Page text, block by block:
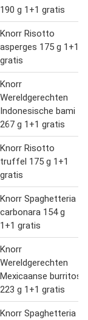
190 g 1+1 gratis
Knorr Risotto
asperges 175 g 1+1
gratis
Knorr
Wereldgerechten
Indonesische bami
267 g 1+1 gratis
Knorr Risotto
truffel 175 g 1+1
gratis
Knorr Spaghetteria
carbonara 154 g
1+1 gratis
Knorr
Wereldgerechten
Mexicaanse burritos
223 g 1+1 gratis
Knorr Spaghetteria